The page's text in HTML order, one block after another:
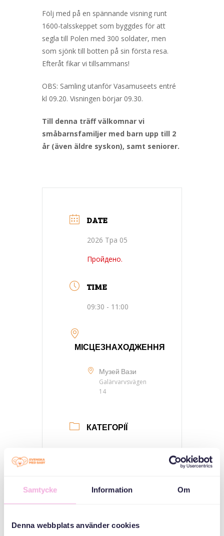
Samtycke Information Om
Denna webbplats använder cookies
Följ med på en spännande visning runt
1600-talsskeppet som byggdes för att
segla till Polen med 300 soldater, men
som sjönk till botten på sin första resa.
Efteråt fikar vi tillsammans!
OBS: Samling utanför Vasamuseets entré
kl 09.20. Visningen börjar 09.30.
Till denna träff välkomnar vi
småbarnsfamiljer med barn upp till 2
år (även äldre syskon), samt seniorer.
DATE
2026 Тра 05
Пройдено.
TIME
09:30 - 11:00
МІСЦЕЗНАХОДЖЕННЯ
Музей Вази
Galärvarvsvägen
14
КАТЕГОРІЇ